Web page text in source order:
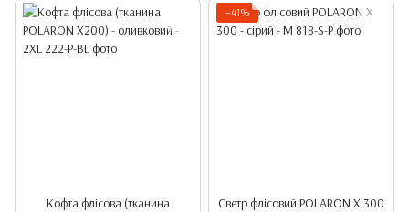
Кофта флісова (тканина
−41%
Светр флісовий POLARON X 300